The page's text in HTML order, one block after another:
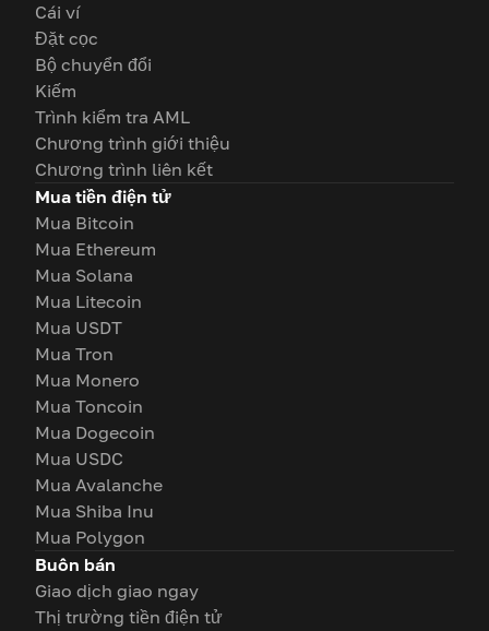
Cái ví
Đặt cọc
Bộ chuyển đổi
Kiếm
Trình kiểm tra AML
Chương trình giới thiệu
Chương trình liên kết
Mua tiền điện tử
Mua Bitcoin
Mua Ethereum
Mua Solana
Mua Litecoin
Mua USDT
Mua Tron
Mua Monero
Mua Toncoin
Mua Dogecoin
Mua USDC
Mua Avalanche
Mua Shiba Inu
Mua Polygon
Buôn bán
Giao dịch giao ngay
Thị trường tiền điện tử